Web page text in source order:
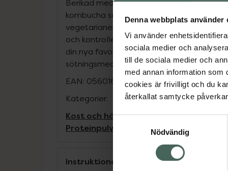
Denna webbplats använder
Vi använder
sociala medier och
till de sociala medier och
med annan information som
cookies är frivilligt och du
återkallat samtycke
Samtyckesval
Nödvändig
Berikad med 72 mg bromelain för bättre
kombucha som stödjer tarmfloran. Perfekt
vegetarianer och alla som vill bevara
och kontrollera aptiten. Lättblandad och
din nya favoritpost-workout eller
sötningsmedel
EAN: 05601607074156
Kategorier:
Kost och hälsaNäringsdryck och
Proteinpulver
Proteinpulver
Instruktioner